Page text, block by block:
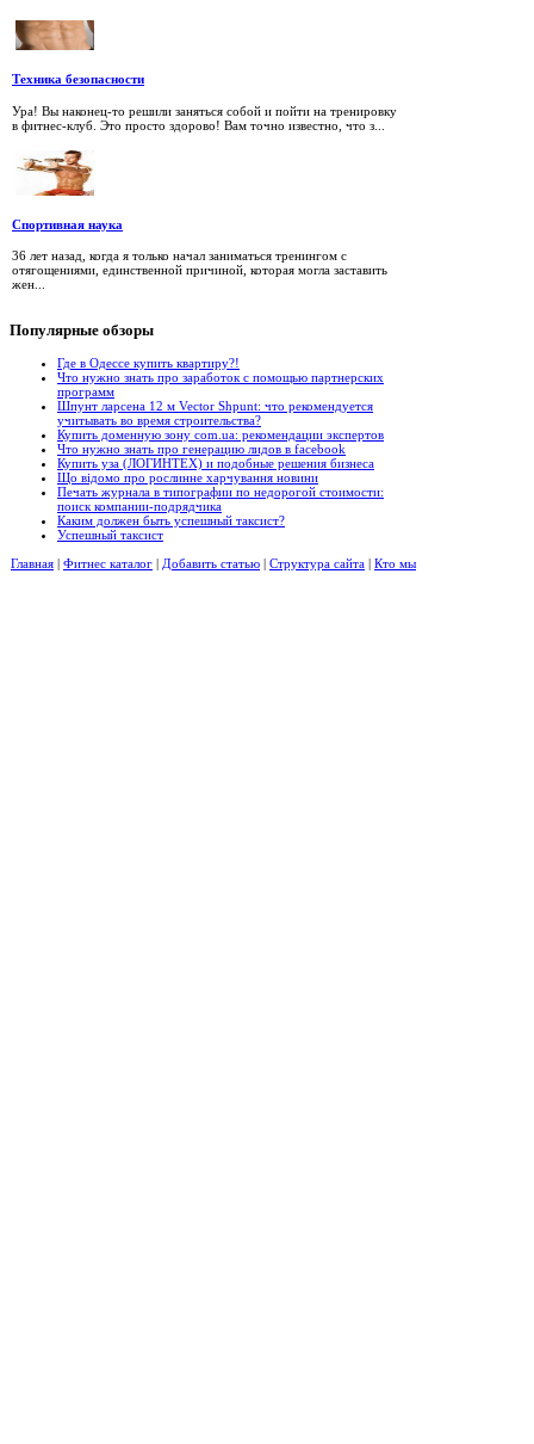
Техника безопасности
Ура! Вы наконец-то решили заняться собой и пойти на тренировку
в фитнес-клуб. Это просто здорово! Вам точно известно, что з...
Спортивная наука
36 лет назад, когда я только начал заниматься тренингом с
отягощениями, единственной причиной, которая могла заставить
жен...
Популярные обзоры
Где в Одессе купить квартиру?!
Что нужно знать про заработок с помощью партнерских
программ
Шпунт ларсена 12 м Vector Shpunt: что рекомендуется
учитывать во время строительства?
Купить доменную зону com.ua: рекомендации экспертов
Что нужно знать про генерацию лидов в facebook
Купить уза (ЛОГИНТЕХ) и подобные решения бизнеса
Що відомо про рослинне харчування новини
Печать журнала в типографии по недорогой стоимости:
поиск компании-подрядчика
Каким должен быть успешный таксист?
Успешный таксист
Главная | Фитнес каталог | Добавить статью | Структура сайта | Кто мы